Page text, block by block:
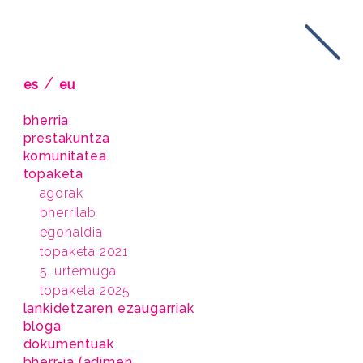
es / eu
bherria
prestakuntza
komunitatea
topaketa
agorak
bherrilab
egonaldia
topaketa 2021
5. urtemuga
topaketa 2025
lankidetzaren ezaugarriak
bloga
dokumentuak